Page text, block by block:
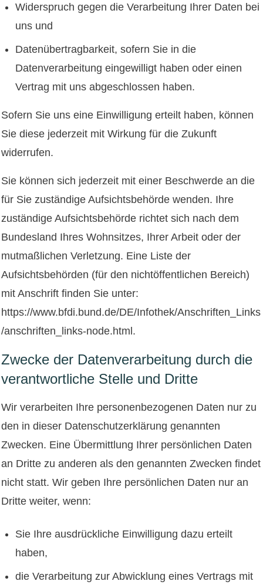
Widerspruch gegen die Verarbeitung Ihrer Daten bei
uns und
Datenübertragbarkeit, sofern Sie in die
Datenverarbeitung eingewilligt haben oder einen
Vertrag mit uns abgeschlossen haben.
Sofern Sie uns eine Einwilligung erteilt haben, können
Sie diese jederzeit mit Wirkung für die Zukunft
widerrufen.
Sie können sich jederzeit mit einer Beschwerde an die
für Sie zuständige Aufsichtsbehörde wenden. Ihre
zuständige Aufsichtsbehörde richtet sich nach dem
Bundesland Ihres Wohnsitzes, Ihrer Arbeit oder der
mutmaßlichen Verletzung. Eine Liste der
Aufsichtsbehörden (für den nichtöffentlichen Bereich)
mit Anschrift finden Sie unter:
https://www.bfdi.bund.de/DE/Infothek/Anschriften_Links
/anschriften_links-node.html.
Zwecke der Datenverarbeitung durch die
verantwortliche Stelle und Dritte
Wir verarbeiten Ihre personenbezogenen Daten nur zu
den in dieser Datenschutzerklärung genannten
Zwecken. Eine Übermittlung Ihrer persönlichen Daten
an Dritte zu anderen als den genannten Zwecken findet
nicht statt. Wir geben Ihre persönlichen Daten nur an
Dritte weiter, wenn:
Sie Ihre ausdrückliche Einwilligung dazu erteilt
haben,
die Verarbeitung zur Abwicklung eines Vertrags mit